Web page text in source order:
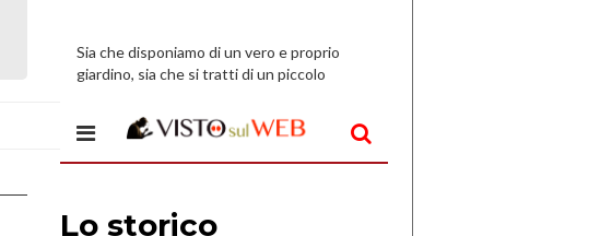
Sia che disponiamo di un vero e proprio
giardino, sia che si tratti di un piccolo